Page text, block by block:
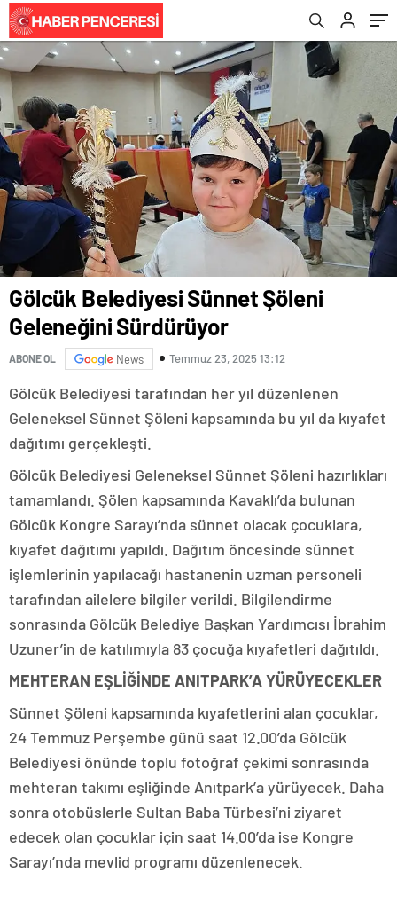
Gölcük Belediyesi Sünnet Şöleni
Geleneğini Sürdürüyor
ABONE OL News Temmuz 23, 2025 13:12
Gölcük Belediyesi tarafından her yıl düzenlenen
Geleneksel Sünnet Şöleni kapsamında bu yıl da kıyafet
dağıtımı gerçekleşti.
Gölcük Belediyesi Geleneksel Sünnet Şöleni hazırlıkları
tamamlandı. Şölen kapsamında Kavaklı’da bulunan
Gölcük Kongre Sarayı’nda sünnet olacak çocuklara,
kıyafet dağıtımı yapıldı. Dağıtım öncesinde sünnet
işlemlerinin yapılacağı hastanenin uzman personeli
tarafından ailelere bilgiler verildi. Bilgilendirme
sonrasında Gölcük Belediye Başkan Yardımcısı İbrahim
Uzuner’in de katılımıyla 83 çocuğa kıyafetleri dağıtıldı.
MEHTERAN EŞLİĞİNDE ANITPARK’A YÜRÜYECEKLER
Sünnet Şöleni kapsamında kıyafetlerini alan çocuklar,
24 Temmuz Perşembe günü saat 12.00’da Gölcük
Belediyesi önünde toplu fotoğraf çekimi sonrasında
mehteran takımı eşliğinde Anıtpark’a yürüyecek. Daha
sonra otobüslerle Sultan Baba Türbesi’ni ziyaret
edecek olan çocuklar için saat 14.00’da ise Kongre
Sarayı’nda mevlid programı düzenlenecek.